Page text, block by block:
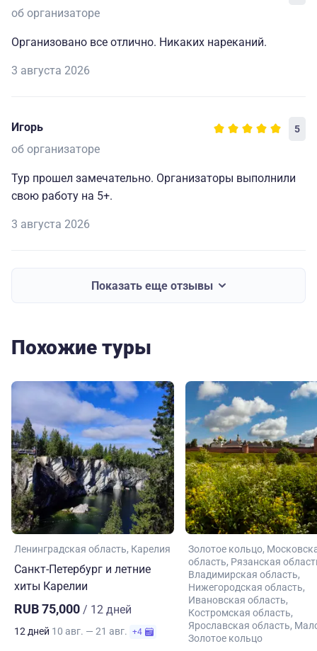
об организаторе
Организовано все отлично. Никаких нареканий.
3 августа 2026
Игорь 5
об организаторе
Тур прошел замечательно. Организаторы выполнили
свою работу на 5+.
3 августа 2026
Показать еще отзывы
Похожие туры
Ленинградская область Карелия
Санкт-Петербург и летние
хиты Карелии
RUB 75,000 / 12 дней
12 дней 10 авг. — 21 авг. +4
Золотое кольцо
область Рязанская
Владимирская область
Нижегородская область
Ивановская область
Костромская область
Ярославская область
Золотое кольцо